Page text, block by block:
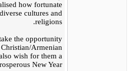
how fortunate
cultures and
religions.
the opportunity
Armenian
wish for them a
New Year.